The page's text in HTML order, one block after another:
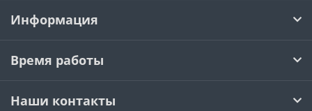
Информация
Время работы
Наши контакты